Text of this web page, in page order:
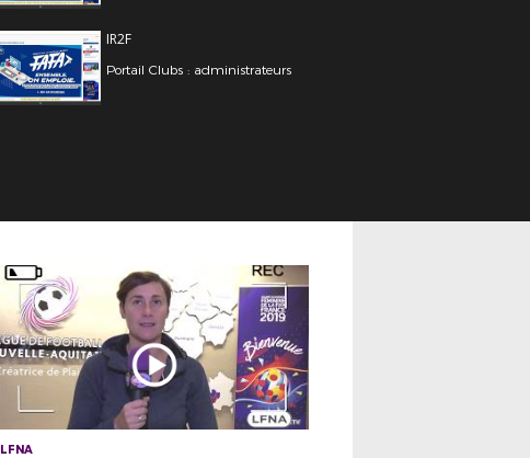
IR2F
Portail Clubs : administrateurs
LFNA